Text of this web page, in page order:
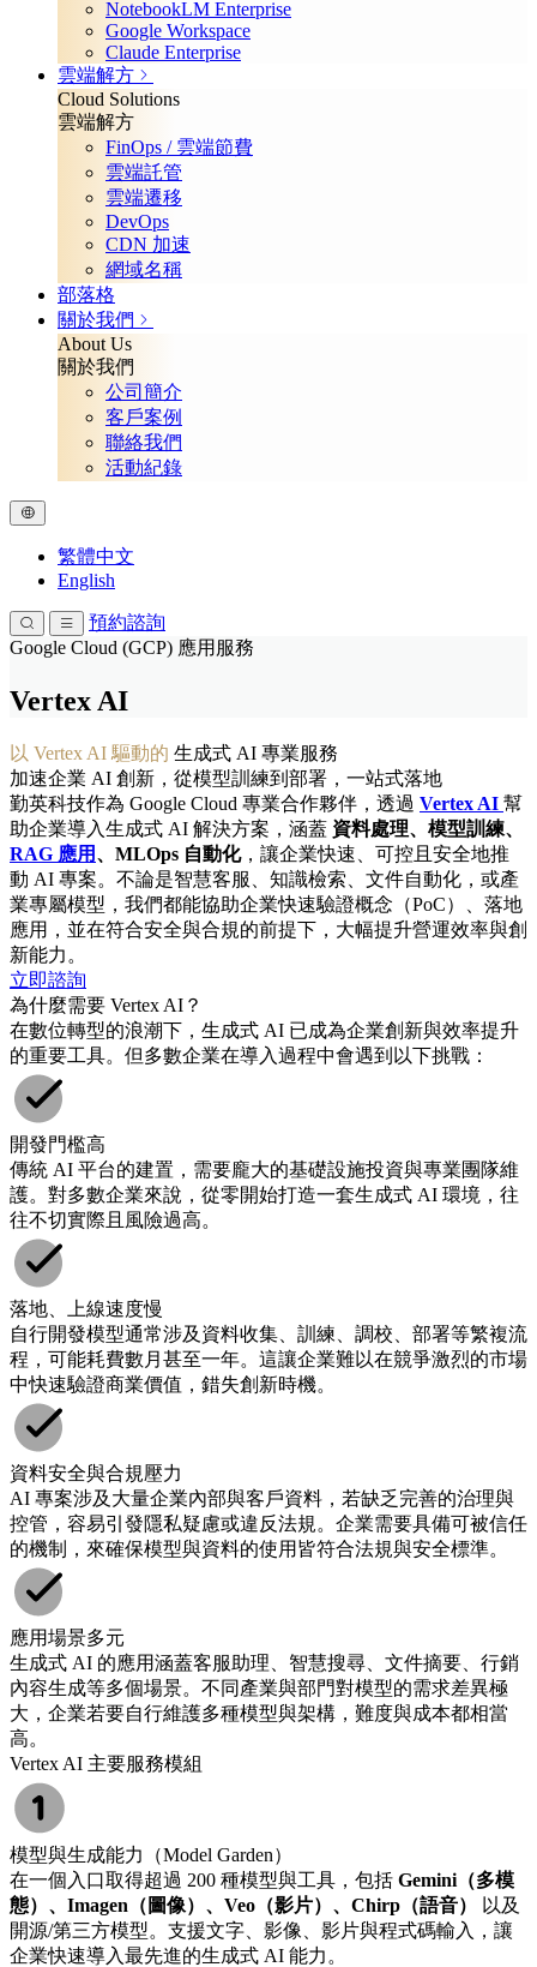
NotebookLM Enterprise
Google Workspace
Claude Enterprise
雲端解方
Cloud Solutions
雲端解方
FinOps / 雲端節費
雲端託管
雲端遷移
DevOps
CDN 加速
網域名稱
部落格
關於我們
About Us
關於我們
公司簡介
客戶案例
聯絡我們
活動紀錄
繁體中文
English
預約諮詢
Google Cloud (GCP) 應用服務
Vertex AI
以 Vertex AI 驅動的 生成式 AI 專業服務
加速企業 AI 創新，從模型訓練到部署，一站式落地
勤英科技作為 Google Cloud 專業合作夥伴，透過 Vertex AI 幫
助企業導入生成式 AI 解決方案，涵蓋 資料處理、模型訓練、
RAG 應用 、MLOps 自動化，讓企業快速、可控且安全地推
動 AI 專案。不論是智慧客服、知識檢索、文件自動化，或產
業專屬模型，我們都能協助企業快速驗證概念（PoC）、落地
應用，並在符合安全與合規的前提下，大幅提升營運效率與創
新能力。
立即諮詢
為什麼需要 Vertex AI？
在數位轉型的浪潮下，生成式 AI 已成為企業創新與效率提升
的重要工具。但多數企業在導入過程中會遇到以下挑戰：
開發門檻高
傳統 AI 平台的建置，需要龐大的基礎設施投資與專業團隊維
護。對多數企業來說，從零開始打造一套生成式 AI 環境，往
往不切實際且風險過高。
落地、上線速度慢
自行開發模型通常涉及資料收集、訓練、調校、部署等繁複流
程，可能耗費數月甚至一年。這讓企業難以在競爭激烈的市場
中快速驗證商業價值，錯失創新時機。
資料安全與合規壓力
AI 專案涉及大量企業內部與客戶資料，若缺乏完善的治理與
控管，容易引發隱私疑慮或違反法規。企業需要具備可被信任
的機制，來確保模型與資料的使用皆符合法規與安全標準。
應用場景多元
生成式 AI 的應用涵蓋客服助理、智慧搜尋、文件摘要、行銷
內容生成等多個場景。不同產業與部門對模型的需求差異極
大，企業若要自行維護多種模型與架構，難度與成本都相當
高。
Vertex AI 主要服務模組
模型與生成能力（Model Garden）
在一個入口取得超過 200 種模型與工具，包括 Gemini（多模
態）、Imagen（圖像）、Veo（影片）、Chirp（語音）
以及
開源/第三方模型。支援文字、影像、影片與程式碼輸入，讓
企業快速導入最先進的生成式 AI 能力。